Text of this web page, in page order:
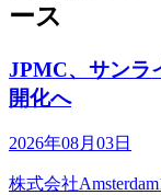
ース
JPMC、サンラ
開化へ
2026年08月03日
株式会社